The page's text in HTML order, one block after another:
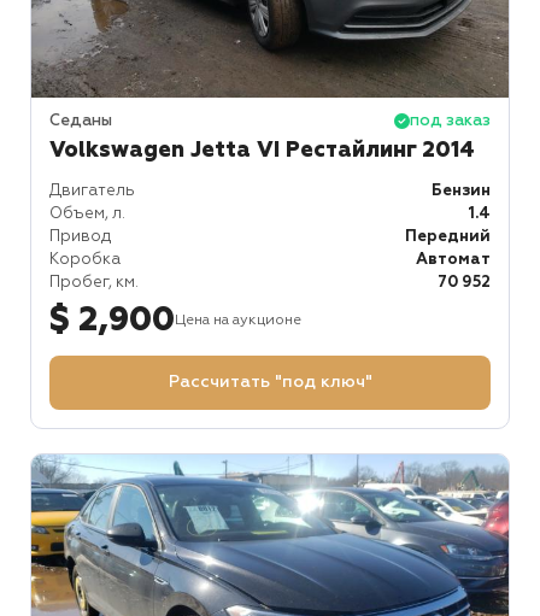
Седаны под заказ
Volkswagen Jetta VI Рестайлинг 2014
Двигатель
Бензин
Объем, л.
1.4
Привод
Передний
Коробка
Автомат
Пробег, км.
70 952
$ 2,900Цена на аукционе
Рассчитать "под ключ"